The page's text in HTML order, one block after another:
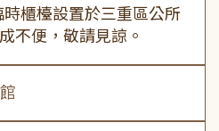
時櫃檯設置於三重區公所
不便，敬請見諒。